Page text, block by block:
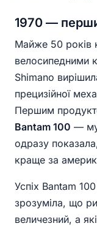
1970 —
Майже 50 років
велосипедними
Shimano
прецизійної
Першим
Bantam 100 —
одразу
краще за
Успіх Bantam
зрозуміла, що
величезний, а